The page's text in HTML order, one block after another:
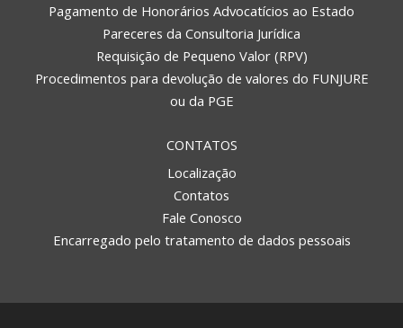
Pagamento de Honorários Advocatícios ao Estado
Pareceres da Consultoria Jurídica
Requisição de Pequeno Valor (RPV)
Procedimentos para devolução de valores do FUNJURE
ou da PGE
CONTATOS
Localização
Contatos
Fale Conosco
Encarregado pelo tratamento de dados pessoais